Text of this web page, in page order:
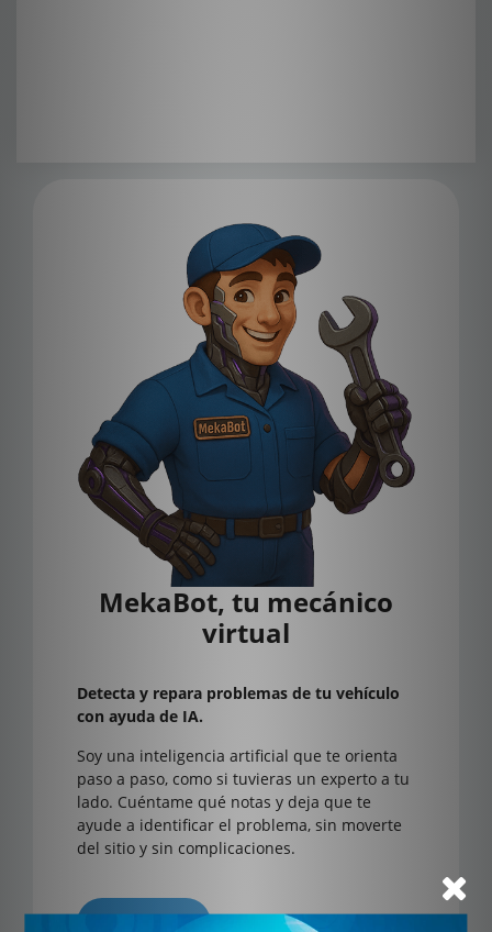
MekaBot, tu mecánico
virtual
Detecta y repara problemas de tu vehículo
con ayuda de IA.
Soy una inteligencia artificial que te orienta
paso a paso, como si tuvieras un experto a tu
lado. Cuéntame qué notas y deja que te
ayude a identificar el problema, sin moverte
del sitio y sin complicaciones.
Suscríbete